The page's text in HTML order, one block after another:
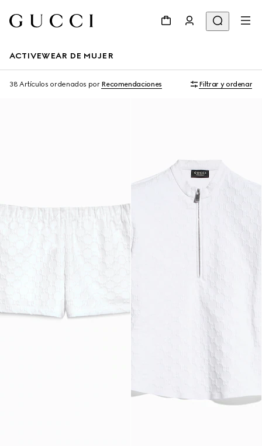
ACTIVEWEAR DE MUJER
38 Artículos ordenados por Recomendaciones Filtrar y ordenar